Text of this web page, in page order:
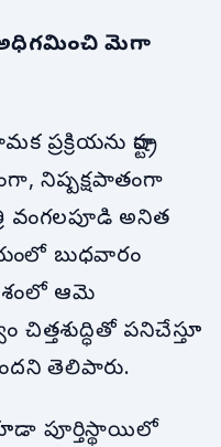
అధిగమించి మెగా
రాష్ట్ర
నిష్పక్షపాతంగా
వంగలపూడి అనిత
బుధవారం
ఆమె
చిత్తశుద్ధితో పనిచేస్తూ
తెలిపారు.
పూర్తిస్థాయిలో